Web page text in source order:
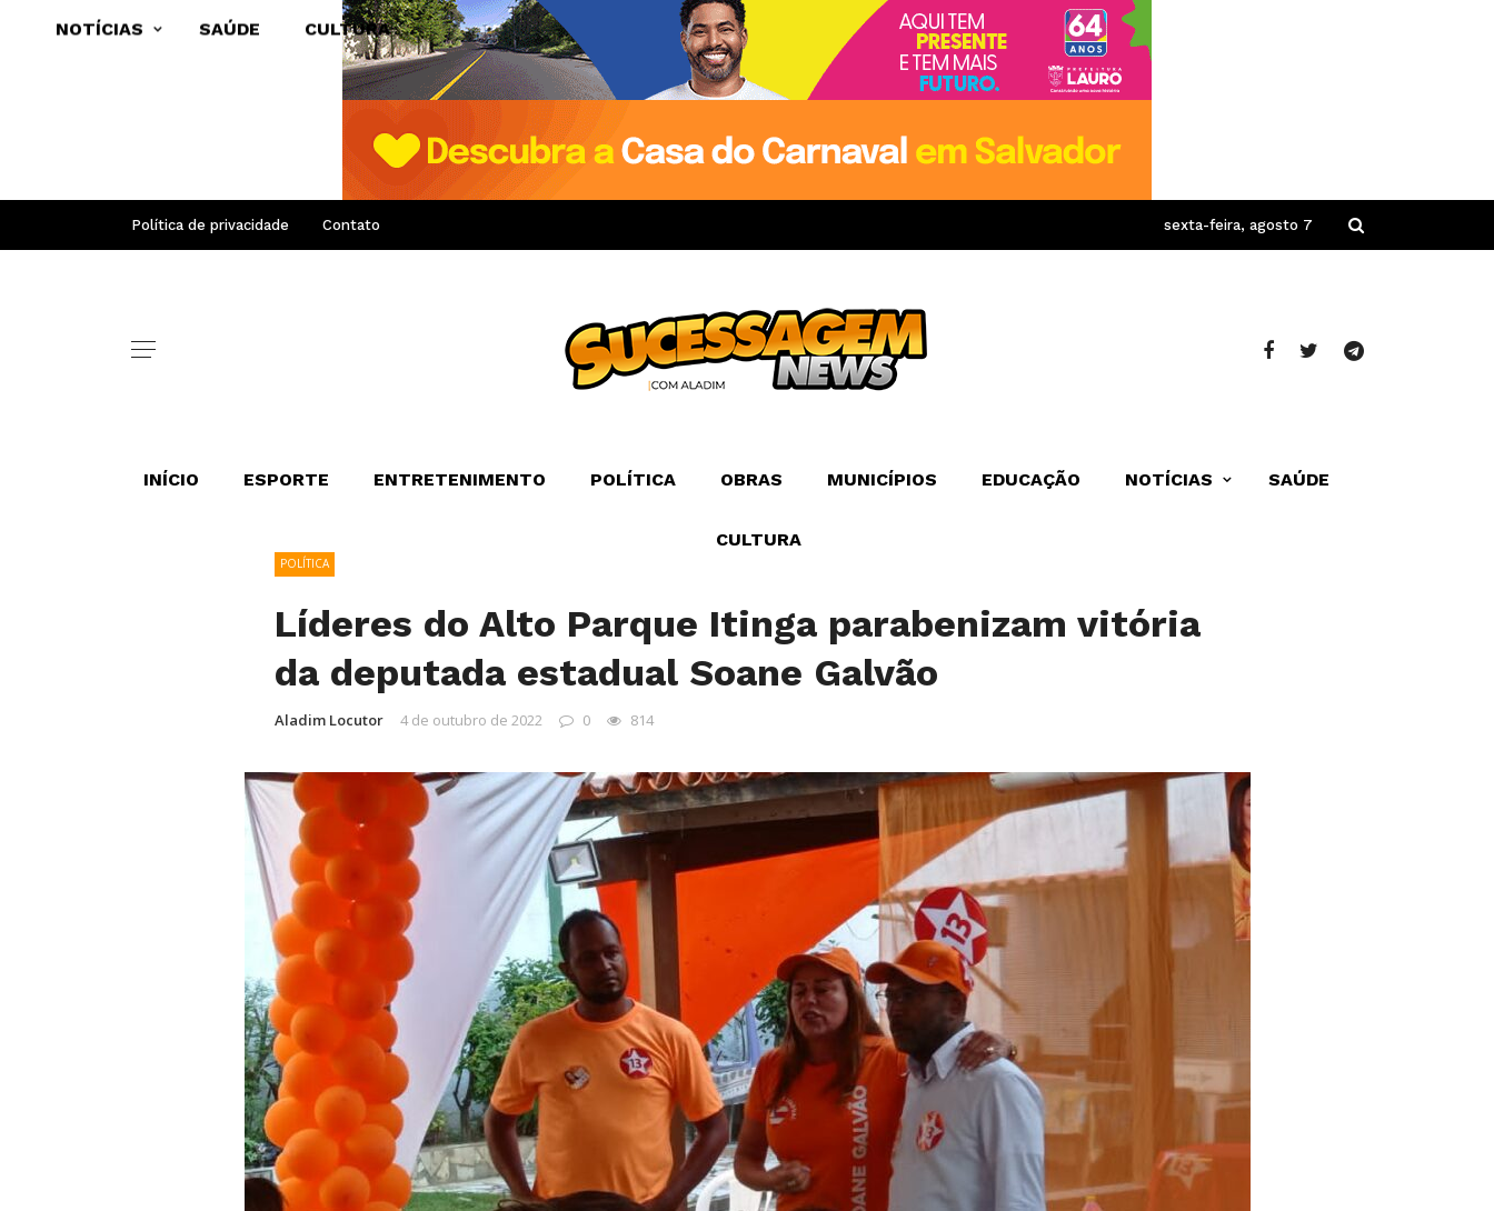
Política de privacidade Contato sexta-feira, agosto 7
INÍCIO ESPORTE ENTRETENIMENTO POLÍTICA OBRAS MUNICÍPIOS EDUCAÇÃO NOTÍCIAS SAÚDE
CULTURA
NOTÍCIAS SAÚDE CULTURA
POLÍTICA
Líderes do Alto Parque Itinga parabenizam vitória
da deputada estadual Soane Galvão
Aladim Locutor 4 de outubro de 2022 0 814